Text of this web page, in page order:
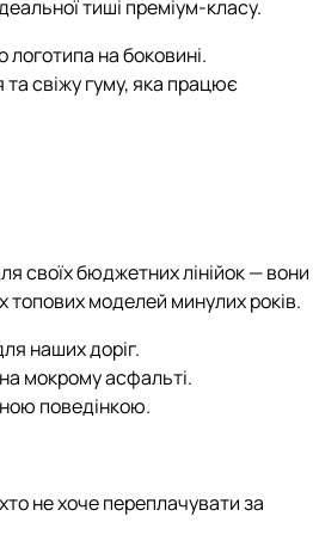
тиші преміум-класу.
логотипа на боковині.
свіжу гуму, яка працює
своїх бюджетних лінійок — вони
топових моделей минулих років.
наших доріг.
мокрому асфальті.
поведінкою.
не хоче переплачувати за